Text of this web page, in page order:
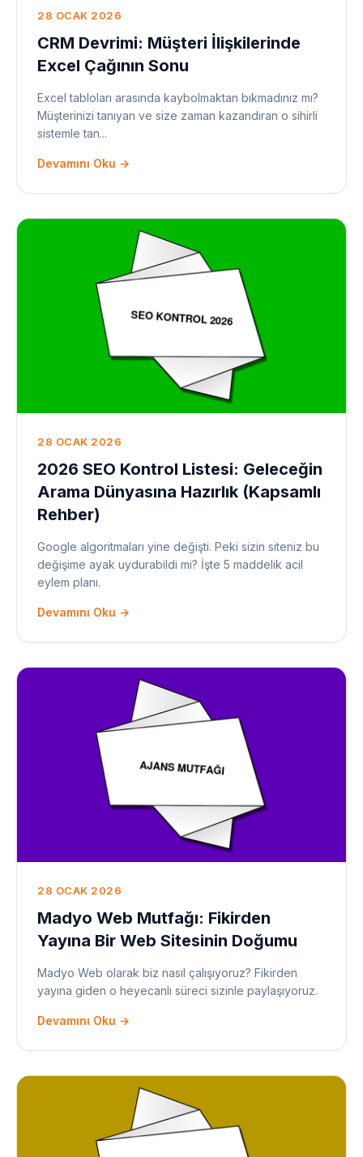
28 OCAK 2026
CRM Devrimi: Müşteri İlişkilerinde
Excel Çağının Sonu
Excel tabloları arasında kaybolmaktan bıkmadınız mı?
Müşterinizi tanıyan ve size zaman kazandıran o sihirli
sistemle tan...
Devamını Oku →
28 OCAK 2026
2026 SEO Kontrol Listesi: Geleceğin
Arama Dünyasına Hazırlık (Kapsamlı
Rehber)
Google algoritmaları yine değişti. Peki sizin siteniz bu
değişime ayak uydurabildi mi? İşte 5 maddelik acil
eylem planı.
Devamını Oku →
28 OCAK 2026
Madyo Web Mutfağı: Fikirden
Yayına Bir Web Sitesinin Doğumu
Madyo Web olarak biz nasıl çalışıyoruz? Fikirden
yayına giden o heyecanlı süreci sizinle paylaşıyoruz.
Devamını Oku →